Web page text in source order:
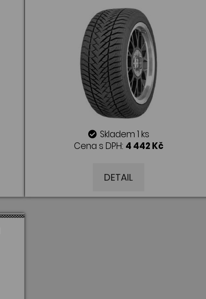
Skladem 1 ks
Cena s DPH: 4 442 Kč
DETAIL